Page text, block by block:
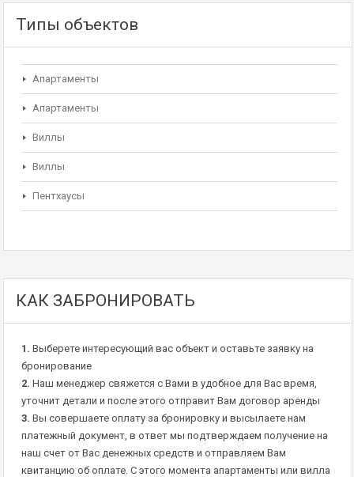
Типы объектов
Апартаменты
Апартаменты
Виллы
Виллы
Пентхаусы
КАК ЗАБРОНИРОВАТЬ
1. Выберете интересующий вас объект и оставьте заявку на
бронирование
2. Наш менеджер свяжется с Вами в удобное для Вас время,
уточнит детали и после этого отправит Вам договор аренды
3. Вы совершаете оплату за бронировку и высылаете нам
платежный документ, в ответ мы подтверждаем получение на
наш счет от Вас денежных средств и отправляем Вам
квитанцию об оплате. С этого момента апартаменты или вилла